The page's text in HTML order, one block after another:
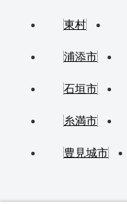
東村
浦添市
石垣市
糸満市
豊見城市